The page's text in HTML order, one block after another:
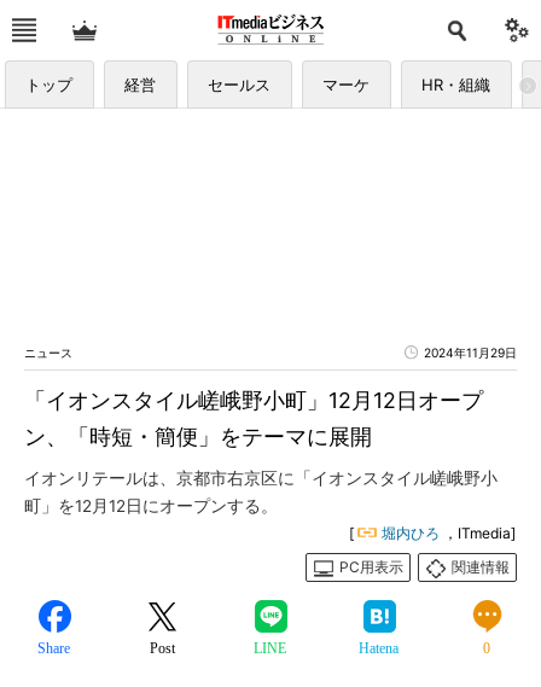
トップ 経営 セールス マーケ HR・組織
ニュース 2024年11月29日
「イオンスタイル嵯峨野小町」12月12日オープ
ン、「時短・簡便」をテーマに展開
イオンリテールは、京都市右京区に「イオンスタイル嵯峨野小
町」を12月12日にオープンする。
[ 堀内ひろ ，ITmedia]
PC用表示
関連情報
Share Post LINE Hatena 0